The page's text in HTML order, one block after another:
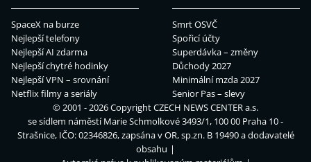
SpaceX na burze
Nejlepší telefony
Nejlepší AI zdarma
Nejlepší chytré hodinky
Nejlepší VPN – srovnání
Netflix filmy a seriály
Smrt OSVČ
Spořicí účty
Superdávka – změny
Důchody 2027
Minimální mzda 2027
Senior Pas – slevy
© 2001 - 2026 CopyrightCZECH NEWS CENTER a.s.
se sídlem náměstí Marie Schmolkové 3493/1, 100 00 Praha 10 -
Strašnice, IČO: 02346826, zapsána v OR, sp.zn. B 19490 a dodavatelé
obsahu